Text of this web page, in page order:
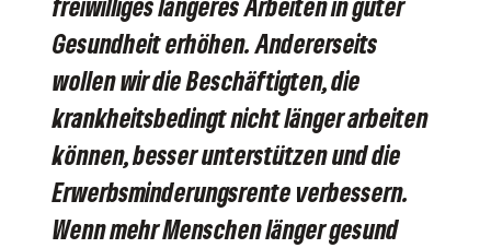
Gesundheit erhöhen. Andererseits
wollen wir die Beschäftigten, die
krankheitsbedingt nicht länger arbeiten
können, besser unterstützen und die
Erwerbsminderungsrente verbessern.
Wenn mehr Menschen länger gesund